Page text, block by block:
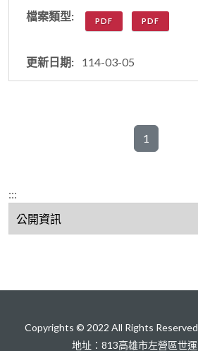
:::
公開資訊
PDF PDF
114-03-05
1
Copyrights © 2022 All Rights
地址：813高雄市左營區世